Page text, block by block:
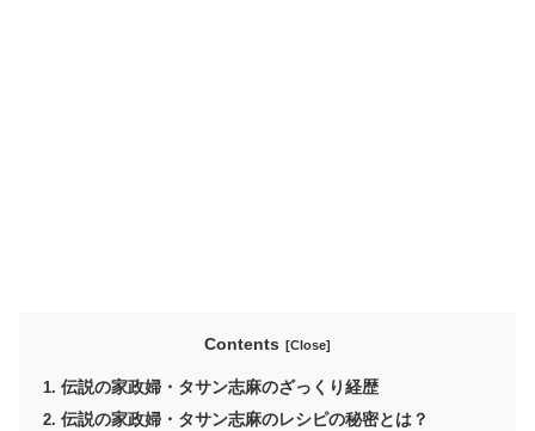
Contents
伝説の家政婦・タサン志麻のざっくり経歴
伝説の家政婦・タサン志麻のレシピの秘密とは？